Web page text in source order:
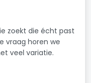
zoekt die écht past
vraag horen we
veel variatie.